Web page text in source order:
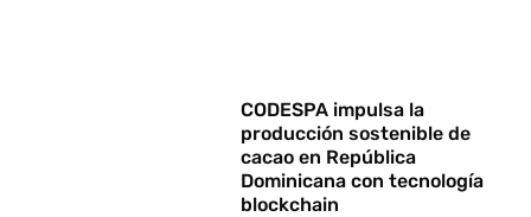
CODESPA impulsa la
producción sostenible de
cacao en República
Dominicana con tecnología
blockchain